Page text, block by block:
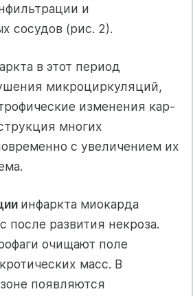
и
сосудов (рис. 2).
в этот период
микроциркуляций,
изменения кар­
многих
с увеличением их
инфаркта миокарда
по­сле развития некроза.
очищают поле
масс. В
появ­ляются